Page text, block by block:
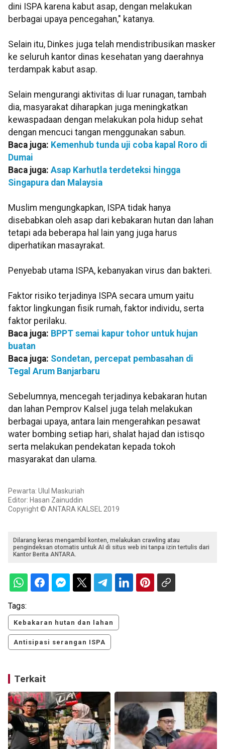
dini ISPA karena kabut asap, dengan melakukan
berbagai upaya pencegahan," katanya.
Selain itu, Dinkes juga telah mendistribusikan masker
ke seluruh kantor dinas kesehatan yang daerahnya
terdampak kabut asap.
Selain mengurangi aktivitas di luar runagan, tambah
dia, masyarakat diharapkan juga meningkatkan
kewaspadaan dengan melakukan pola hidup sehat
dengan mencuci tangan menggunakan sabun.
Baca juga: Kemenhub tunda uji coba kapal Roro di
Dumai
Baca juga: Asap Karhutla terdeteksi hingga
Singapura dan Malaysia
Muslim mengungkapkan, ISPA tidak hanya
disebabkan oleh asap dari kebakaran hutan dan lahan
tetapi ada beberapa hal lain yang juga harus
diperhatikan masayrakat.
Penyebab utama ISPA, kebanyakan virus dan bakteri.
Faktor risiko terjadinya ISPA secara umum yaitu
faktor lingkungan fisik rumah, faktor individu, serta
faktor perilaku.
Baca juga: BPPT semai kapur tohor untuk hujan
buatan
Baca juga: Sondetan, percepat pembasahan di
Tegal Arum Banjarbaru
Sebelumnya, mencegah terjadinya kebakaran hutan
dan lahan Pemprov Kalsel juga telah melakukan
berbagai upaya, antara lain mengerahkan pesawat
water bombing setiap hari, shalat hajad dan istisqo
serta melakukan pendekatan kepada tokoh
masyarakat dan ulama.
Pewarta: Ulul Maskuriah
Editor: Hasan Zainuddin
Copyright © ANTARA KALSEL 2019
Dilarang keras mengambil konten, melakukan crawling atau
pengindeksan otomatis untuk AI di situs web ini tanpa izin tertulis dari
Kantor Berita ANTARA.
Tags:
Kebakaran hutan dan lahan
Antisipasi serangan ISPA
Terkait